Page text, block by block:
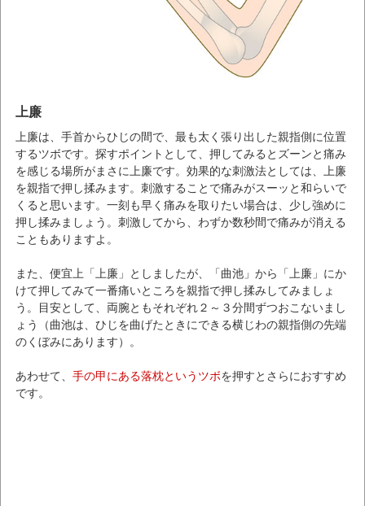
上廉
上廉は、手首からひじの間で、最も太く張り出した親指側に位置
するツボです。探すポイントとして、押してみるとズーンと痛み
を感じる場所がまさに上廉です。効果的な刺激法としては、上廉
を親指で押し揉みます。刺激することで痛みがスーッと和らいで
くると思います。一刻も早く痛みを取りたい場合は、少し強めに
押し揉みましょう。刺激してから、わずか数秒間で痛みが消える
こともありますよ。
また、便宜上「上廉」としましたが、「曲池」から「上廉」にか
けて押してみて一番痛いところを親指で押し揉みしてみましょ
う。目安として、両腕ともそれぞれ２～３分間ずつおこないまし
ょう（曲池は、ひじを曲げたときにできる横じわの親指側の先端
のくぼみにあります）。
あわせて、手の甲にある落枕というツボを押すとさらにおすすめ
です。